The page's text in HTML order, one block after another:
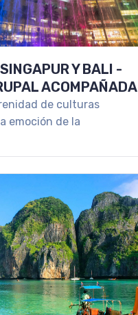
Y BALI -
ACOMPAÑADA
de culturas
emoción de la